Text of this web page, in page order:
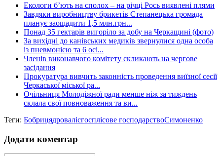
Екологи б’ють на сполох – на річці Рось виявлені плями
Завдяки виробництву брикетів Степанецька громада
планує заощадити 1,5 млн.грн...
Понад 35 гектарів вигоріло за добу на Черкащині (фото)
За вихідні до канівських медиків звернулися одна особа
із пневмонією та 6 осі...
Членів виконавчого комітету скликають на чергове
засідання
Прокуратура вивчить законність проведення виїзної сесії
Черкаської міської ра...
Очільниця Молодіжної ради менше ніж за тиждень
склала свої повноваження та ви...
Теги: Бобрицядровалісгосплісове господарствоСимоненко
Додати коментар